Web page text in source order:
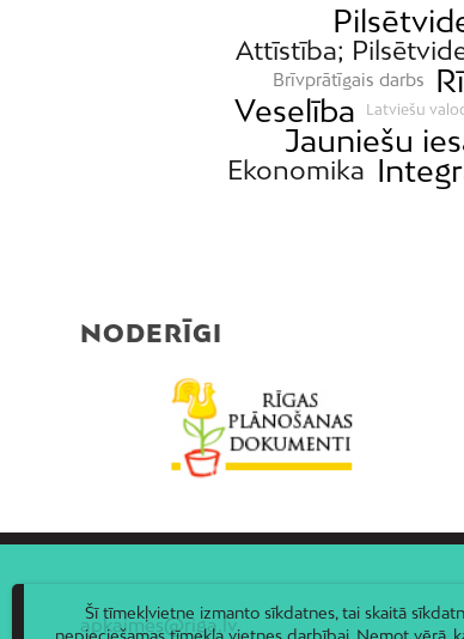
Attīstība;
Brīvprātīgais darbs
Veselība Latviešu
Jauniešu
Ekonomika
NODERĪGI
apkaimes@riga.lv
Šī tīmekļvietne izmanto sīkdatnes, tai skaitā
nepieciešamas tīmekļa vietnes darbībai. Ņemot vērā,